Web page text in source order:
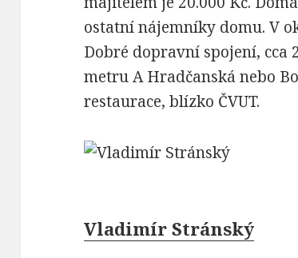
ostatní nájemníky domu. V
Dobré dopravní spojení, cca
metru A Hradčanská nebo
restaurace, blízko ČVUT.
Vladimír Stránský